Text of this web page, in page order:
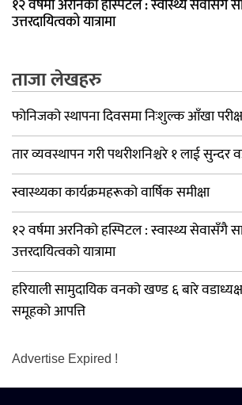
१२ वर्षमा अरनिको हस्पिटल : स्वास्थ्य सेवासँगै
उत्तरदायित्वको यात्रामा
ताजा लेखहरु
फोनिजको स्थापना दिवसमा निःशुल्क आँखा
तार व्यवस्थापन गरी पथरीशनिश्चरे १ लाई सुन्दर
स्वास्थ्यका कार्यक्रमहरूको वार्षिक समीक्षा
१२ वर्षमा अरनिको हस्पिटल : स्वास्थ्य सेवासँगै
उत्तरदायित्वको यात्रामा
हरियाली सामुदायिक वनको खण्ड ६ बारे
समूहको आपत्ति
Advertise Expired !